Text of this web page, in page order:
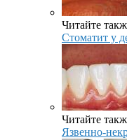
Читайте
Стоматит у
Читайте
Язвенно-